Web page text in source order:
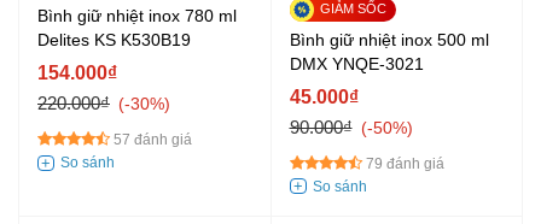
Bình giữ nhiệt inox 780 ml
Delites KS K530B19
154.000₫
220.000₫
-30%
57 đánh giá
Bình giữ nhiệt inox 500 ml
DMX YNQE-3021
45.000₫
90.000₫
-50%
79 đánh giá